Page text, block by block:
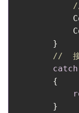
        }
//  接
catch
        {
        }